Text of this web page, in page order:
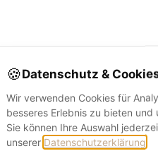
🍪Datenschutz &
Wir verwenden Cookies für
besseres Erlebnis zu bieten
Sie können Ihre Auswahl
unserer Datenschutzerklärung
den Betrieb der Website unbedingt
Session · WooCommerce